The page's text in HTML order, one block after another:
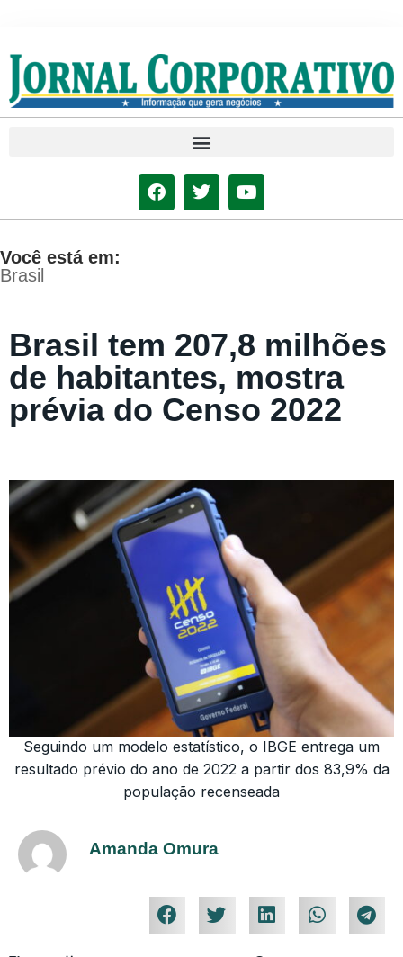
Você está em:
Brasil
Brasil tem 207,8 milhões
de habitantes, mostra
prévia do Censo 2022
Seguindo um modelo estatístico, o IBGE entrega um
resultado prévio do ano de 2022 a partir dos 83,9% da
população recenseada
Amanda Omura